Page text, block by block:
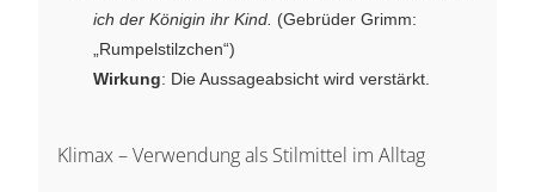
ich der Königin ihr Kind. (Gebrüder Grimm:
„Rumpelstilzchen“)
Wirkung: Die Aussageabsicht wird verstärkt.
Klimax – Verwendung als Stilmittel im Alltag